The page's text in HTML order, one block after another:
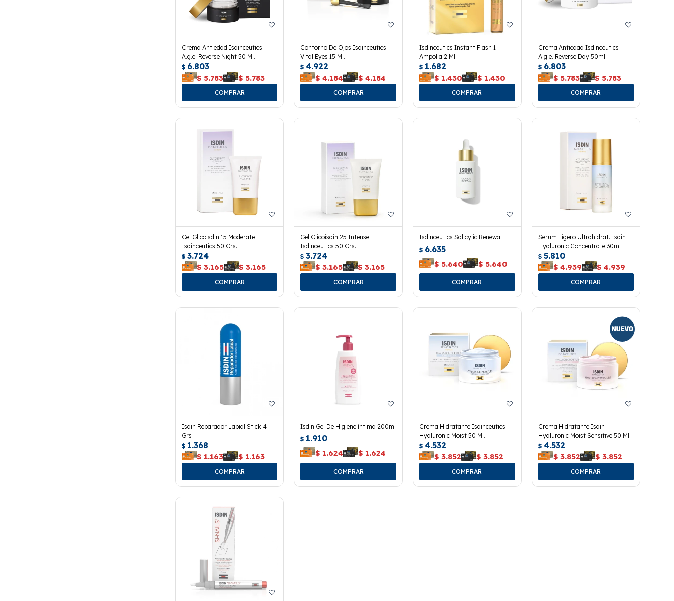
Crema Antiedad Isdinceutics
A.g.e. Reverse Night 50 Ml.
$ 6.803
$ 5.783 $ 5.783
Contorno De Ojos Isdinceutics
Vital Eyes 15 Ml.
$ 4.922
$ 4.184 $ 4.184
Isdinceutics Instant Flash 1
Ampolla 2 Ml.
$ 1.682
$ 1.430 $ 1.430
Crema Antiedad Isdinceutics
A.g.e. Reverse Day 50ml
$ 6.803
$ 5.783 $ 5.783
Gel Glicoisdin 15 Moderate
Isdinceutics 50 Grs.
$ 3.724
$ 3.165 $ 3.165
Gel Glicoisdin 25 Intense
Isdinceutics 50 Grs.
$ 3.724
$ 3.165 $ 3.165
Isdinceutics Salicylic Renewal
$ 6.635
$ 5.640 $ 5.640
Serum Ligero Ultrahidrat. Isdin
Hyaluronic Concentrate 30ml
$ 5.810
$ 4.939 $ 4.939
Isdin Reparador Labial Stick 4
Grs
$ 1.368
$ 1.163 $ 1.163
Isdin Gel De Higiene íntima 200ml
$ 1.910
$ 1.624 $ 1.624
Crema Hidratante Isdinceutics
Hyaluronic Moist 50 Ml.
$ 4.532
$ 3.852 $ 3.852
Crema Hidratante Isdin
Hyaluronic Moist Sensitive 50 Ml.
$ 4.532
$ 3.852 $ 3.852